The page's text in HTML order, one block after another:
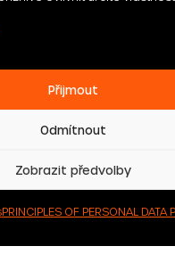
Přijmout
Odmítnout
Zobrazit předvolby
PRINCIPLES OF PERSONAL DATA
2026
data protection
Conditions
benefit programs